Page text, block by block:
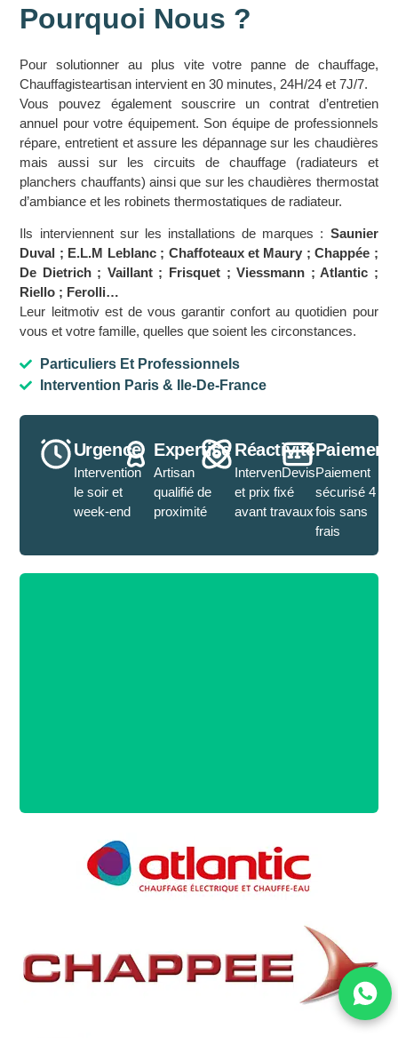
Pourquoi Nous ?
Pour solutionner au plus vite votre panne de chauffage,
Chauffagisteartisan intervient en 30 minutes, 24H/24 et 7J/7.
Vous pouvez également souscrire un contrat d’entretien
annuel pour votre équipement. Son équipe de professionnels
répare, entretient et assure les dépannage sur les chaudières
mais aussi sur les circuits de chauffage (radiateurs et
planchers chauffants) ainsi que sur les chaudières thermostat
d’ambiance et les robinets thermostatiques de radiateur.
Ils interviennent sur les installations de marques : Saunier
Duval ; E.L.M Leblanc ; Chaffoteaux et Maury ; Chappée ;
De Dietrich ; Vaillant ; Frisquet ; Viessmann ; Atlantic ;
Riello ; Ferolli…
Leur leitmotiv est de vous garantir confort au quotidien pour
vous et votre famille, quelles que soient les circonstances.
Particuliers Et Professionnels
Intervention Paris & Ile-De-France
Urgence
Intervention
le soir et
week-end
Expertise
Artisan
qualifié de
proximité
Réactivité
IntervenDevis
et prix fixé
avant travaux
Paiement
Paiement
sécurisé 4
fois sans
frais